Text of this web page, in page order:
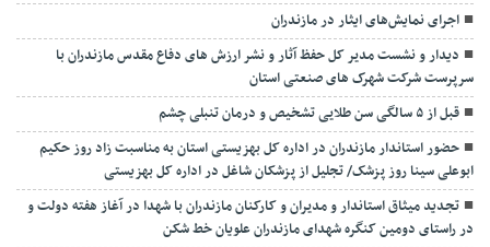
اجرای نمایش‌های ایثار در مازندران
دیدار و نشست مدیر کل حفظ آثار و نشر ارزش های دفاع مقدس مازندران با
سرپرست شرکت شهرک های صنعتی استان
قبل از ۵ سالگی سن طلایی تشخیص و درمان تنبلی چشم
حضور استاندار مازندران در اداره کل بهزیستی استان به مناسبت زاد روز حکیم
ابوعلی سینا روز پزشک/ تجلیل از پزشکان شاغل در اداره کل بهزیستی
تجدید میثاق استاندار و مدیران و کارکنان مازندران با شهدا در آغاز هفته دولت و
در راستای دومین کنگره شهدای مازندران علویان خط شکن